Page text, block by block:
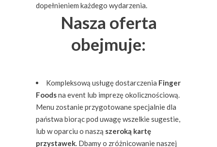
dopełnieniem każdego wydarzenia.
Nasza oferta
obejmuje:
Kompleksową usługę dostarczenia Finger
Foodsna event lub imprezę okolicznościową.
Menu zostanie przygotowane specjalnie dla
państwa biorąc pod uwagę wszelkie sugestie,
lub w oparciu o naszą szeroką kartę
przystawek. Dbamy o zróżnicowanie naszej